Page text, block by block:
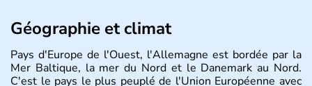
Géographie et climat
Pays d'Europe de l'Ouest, l'Allemagne est bordée par la
Mer Baltique, la mer du Nord et le Danemark au Nord.
C'est le pays le plus peuplé de l'Union Européenne avec